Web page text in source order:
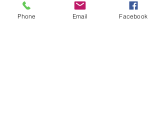
Phone Email Facebook